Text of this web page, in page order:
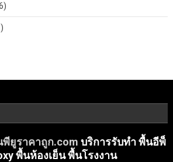
ยูราคาถูก.com บริการรับทำ พื้นอีพ็
พื้นห้องเย็น พื้นโรงงาน